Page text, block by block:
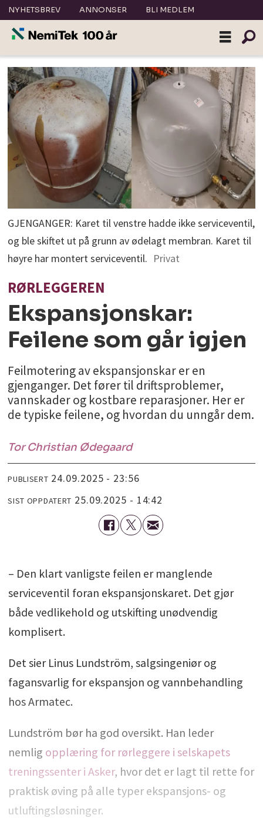
NYHETSBREV ANNONSER BLI MEDLEM
GJENGANGER: Karet til venstre hadde ikke serviceventil,
og ble skiftet ut på grunn av ødelagt membran. Karet til
høyre har montert serviceventil. Privat
RØRLEGGEREN
Ekspansjonskar:
Feilene som går igjen
Feilmotering av ekspansjonskar er en
gjenganger. Det fører til driftsproblemer,
vannskader og kostbare reparasjoner. Her er
de typiske feilene, og hvordan du unngår dem.
Tor Christian Ødegaard
PUBLISERT 24.09.2025 - 23:56
SIST OPPDATERT 25.09.2025 - 14:42
– Den klart vanligste feilen er manglende
serviceventil foran ekspansjonskaret. Det gjør
både vedlikehold og utskifting unødvendig
komplisert.
Det sier Linus Lundström, salgsingeniør og
fagansvarlig for ekspansjon og vannbehandling
hos Armatec.
Lundström bør ha god oversikt. Han leder
nemlig opplæring for rørleggere i selskapets
treningssenter i Asker, hvor det er lagt til rette for
praktisk øving på alle typer ekspansjons- og
utluftingsløsninger.